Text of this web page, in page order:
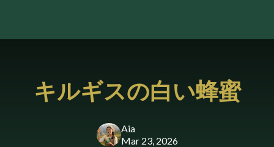
キルギスの白い蜂蜜
Aia
Mar 23, 2026